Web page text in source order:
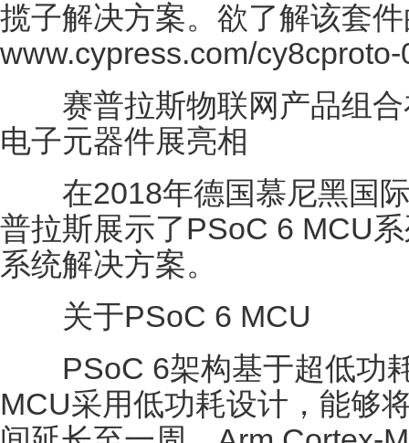
揽子解决方案。欲了解该套
www.cypress.com/
赛普拉斯物联网产品组合
电子元器件展亮相
在2018年德国慕尼黑国际
普拉斯展示了PSoC 6 MCU
系统解决方案。
关于PSoC 6 MCU
PSoC 6架构基于超低功
MCU采用低功耗设计，能够